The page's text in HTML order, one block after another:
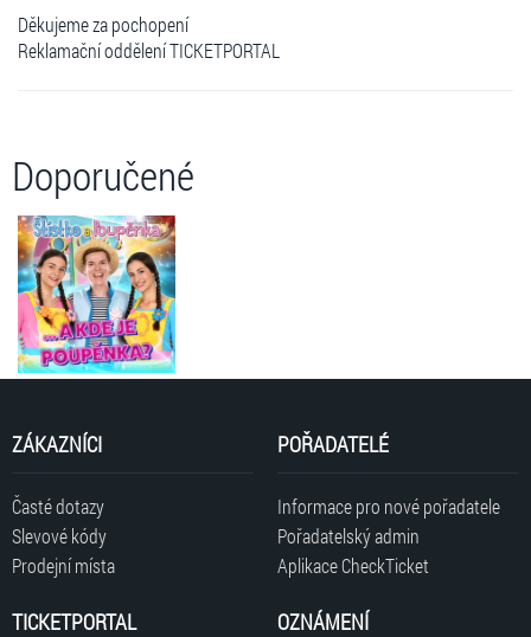
Děkujeme za pochopení
Reklamační oddělení TICKETPORTAL
Doporučené
ZÁKAZNÍCI
Časté dotazy
Slevové kódy
Prodejní místa
POŘADATELÉ
Informace pro nové pořadatele
Pořadatelský admin
Aplikace CheckTicket
TICKETPORTAL OZNÁMENÍ